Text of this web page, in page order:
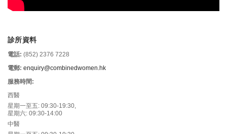
診所資料
電話: (852) 2376 7228
電郵: enquiry@combinedwomen.hk
服務時間:
西醫
星期一至五: 09:30-19:30,
星期六: 09:30-14:00
中醫